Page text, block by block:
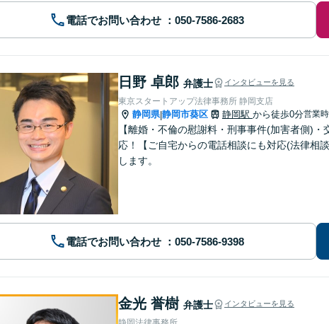
電話でお問い合わせ
日野 卓郎 弁護士 インタビューを見る
東京スタートアップ法律事務所 静岡支店
静岡県|静岡市葵区 静岡駅 から徒歩0分営業
【離婚・不倫の慰謝料・刑事事件(加害者側)
応！【ご自宅からの電話相談にも対応(法律相
します。
電話でお問い合わせ
金光 誉樹 弁護士 インタビューを見る